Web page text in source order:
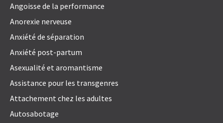
Angoisse de la performance
Anorexie nerveuse
Anxiété de séparation
Anxiété post-partum
Asexualité et aromantisme
Assistance pour les transgenres
Attachement chez les adultes
Autosabotage